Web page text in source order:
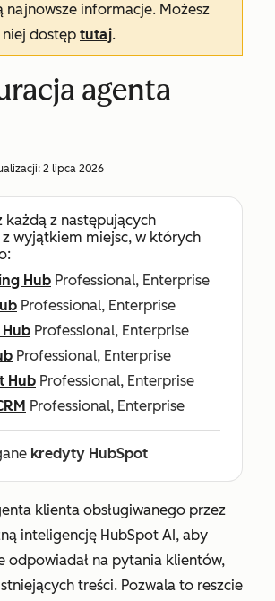
najnowsze informacje. Możesz
dostęp tutaj.
agenta
2 lipca 2026
każdą z następujących
z wyjątkiem miejsc, w których
Hub Professional, Enterprise
Professional, Enterprise
Hub Professional, Enterprise
Professional, Enterprise
Hub Professional, Enterprise
Professional, Enterprise
kredyty HubSpot
klienta obsługiwanego przez
inteligencję HubSpot AI, aby
odpowiadał na pytania klientów,
treści. Pozwala to reszcie